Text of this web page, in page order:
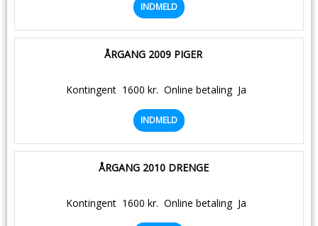
INDMELD
ÅRGANG 2009 PIGER
Kontingent 1600 kr. Online betaling Ja
INDMELD
ÅRGANG 2010 DRENGE
Kontingent 1600 kr. Online betaling Ja